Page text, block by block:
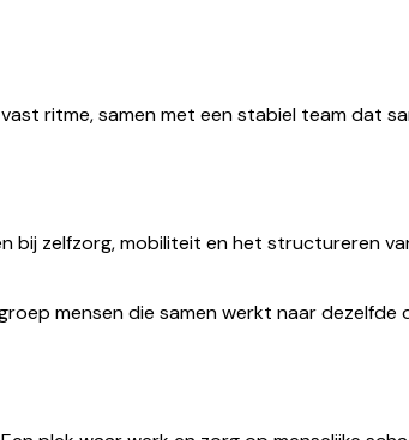
ritme, samen met een stabiel team dat
bij zelfzorg, mobiliteit en het structureren
mensen die samen werkt naar dezelfde